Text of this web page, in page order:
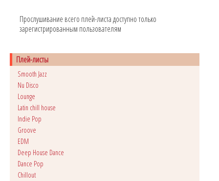
Прослушивание всего плей-листа доступно только
зарегистрированным пользователям
Плей-листы
Smooth Jazz
Nu Disco
Lounge
Latin chill house
Indie Pop
Groove
EDM
Deep House Dance
Dance Pop
Сhillout